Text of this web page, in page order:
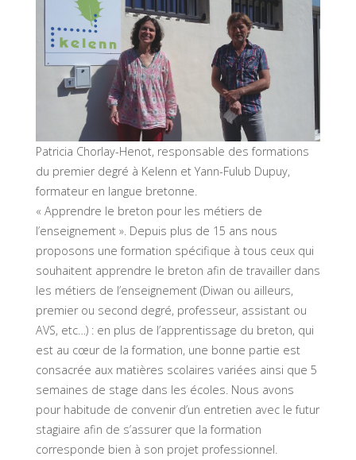
Patricia Chorlay-Henot, responsable des formations
du premier degré à Kelenn et Yann-Fulub Dupuy,
formateur en langue bretonne.
« Apprendre le breton pour les métiers de
l’enseignement ». Depuis plus de 15 ans nous
proposons une formation spécifique à tous ceux qui
souhaitent apprendre le breton afin de travailler dans
les métiers de l’enseignement (Diwan ou ailleurs,
premier ou second degré, professeur, assistant ou
AVS, etc…) : en plus de l’apprentissage du breton, qui
est au cœur de la formation, une bonne partie est
consacrée aux matières scolaires variées ainsi que 5
semaines de stage dans les écoles. Nous avons
pour habitude de convenir d’un entretien avec le futur
stagiaire afin de s’assurer que la formation
corresponde bien à son projet professionnel.